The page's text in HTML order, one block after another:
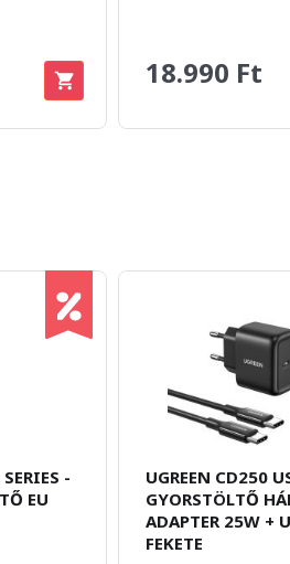
18.990 Ft
-
EU
UGREEN CD250
GYORSTÖLTŐ
ADAPTER 25W +
FEKETE